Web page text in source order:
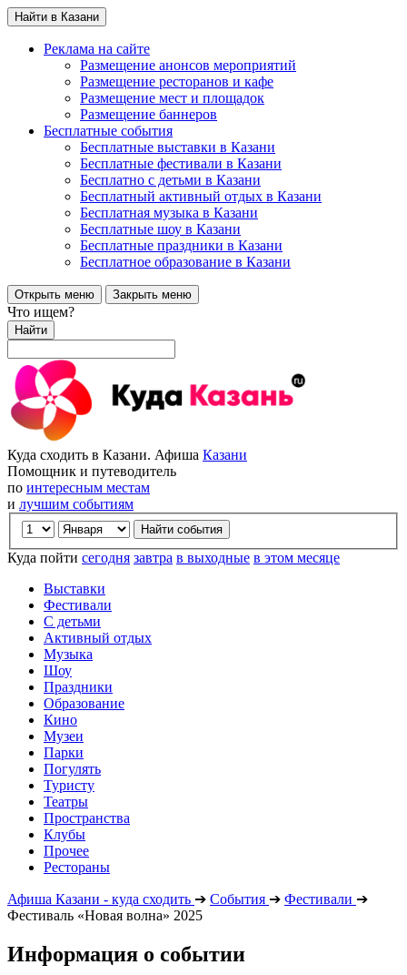
Найти в Казани
Реклама на сайте
Размещение анонсов мероприятий
Размещение ресторанов и кафе
Размещение мест и площадок
Размещение баннеров
Бесплатные события
Бесплатные выставки в Казани
Бесплатные фестивали в Казани
Бесплатно с детьми в Казани
Бесплатный активный отдых в Казани
Бесплатная музыка в Казани
Бесплатные шоу в Казани
Бесплатные праздники в Казани
Бесплатное образование в Казани
Открыть меню Закрыть меню
Что ищем?
Найти
Куда сходить в Казани. Афиша Казани
Помощник и путеводитель
по интересным местам
и лучшим событиям
Куда пойти сегодня завтра в выходные в этом месяце
Выставки
Фестивали
С детьми
Активный отдых
Музыка
Шоу
Праздники
Образование
Кино
Музеи
Парки
Погулять
Туристу
Театры
Пространства
Клубы
Прочее
Рестораны
Афиша Казани - куда сходить ➔ События ➔ Фестивали ➔
Фестиваль «Новая волна» 2025
Информация о событии